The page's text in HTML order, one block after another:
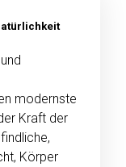
modernste
Kraft der
Körper